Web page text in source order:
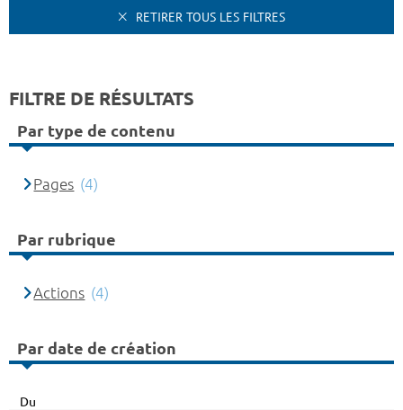
RETIRER TOUS LES FILTRES
FILTRE DE RÉSULTATS
Par type de contenu
Pages (4)
Par rubrique
Actions (4)
Par date de création
Du